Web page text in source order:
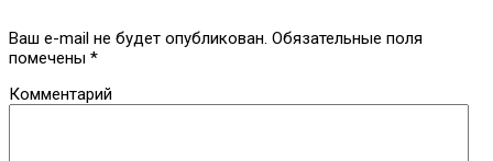
Ваш e-mail не будет опубликован. Обязательные поля
помечены *
Комментарий